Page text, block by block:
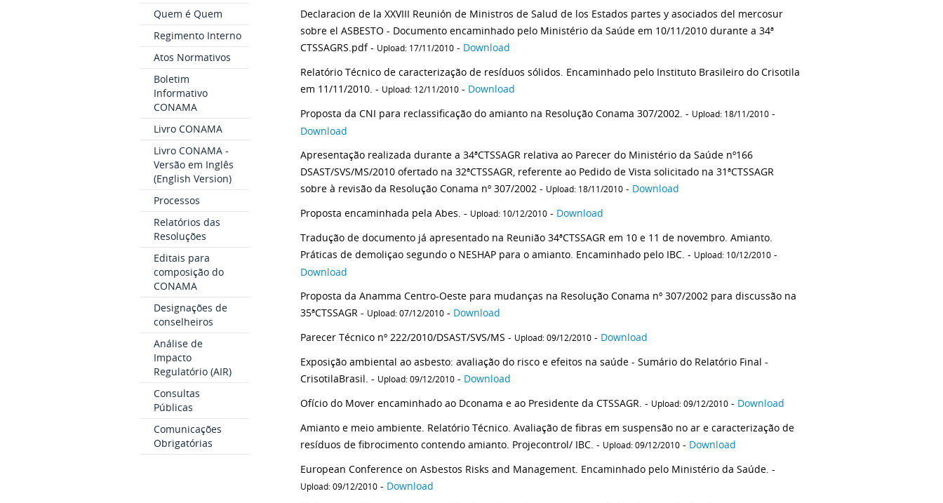
Quem é Quem
Regimento Interno
Atos Normativos
Boletim
Informativo
CONAMA
Livro CONAMA
Livro CONAMA -
Versão em Inglês
(English Version)
Processos
Relatórios das
Resoluções
Editais para
composição do
CONAMA
Designações de
conselheiros
Análise de
Impacto
Regulatório (AIR)
Consultas
Públicas
Comunicações
Obrigatórias
Declaracion de la XXVIII Reunión de Ministros de Salud de los Estados partes y asociados del mercosur
sobre el ASBESTO - Documento encaminhado pelo Ministério da Saúde em 10/11/2010 durante a 34ª
CTSSAGRS.pdf - Upload: 17/11/2010 - Download
Relatório Técnico de caracterização de resíduos sólidos. Encaminhado pelo Instituto Brasileiro do Crisotila
em 11/11/2010. - Upload: 12/11/2010 - Download
Proposta da CNI para reclassificação do amianto na Resolução Conama 307/2002. - Upload: 18/11/2010 -
Download
Apresentação realizada durante a 34ªCTSSAGR relativa ao Parecer do Ministério da Saúde nº166
DSAST/SVS/MS/2010 ofertado na 32ªCTSSAGR, referente ao Pedido de Vista solicitado na 31ªCTSSAGR
sobre à revisão da Resolução Conama nº 307/2002 - Upload: 18/11/2010 - Download
Proposta encaminhada pela Abes. - Upload: 10/12/2010 - Download
Tradução de documento já apresentado na Reunião 34ªCTSSAGR em 10 e 11 de novembro. Amianto.
Práticas de demoliçao segundo o NESHAP para o amianto. Encaminhado pelo IBC. - Upload: 10/12/2010 -
Download
Proposta da Anamma Centro-Oeste para mudanças na Resolução Conama nº 307/2002 para discussão na
35ªCTSSAGR - Upload: 07/12/2010 - Download
Parecer Técnico nº 222/2010/DSAST/SVS/MS - Upload: 09/12/2010 - Download
Exposição ambiental ao asbesto: avaliação do risco e efeitos na saúde - Sumário do Relatório Final -
CrisotilaBrasil. - Upload: 09/12/2010 - Download
Ofício do Mover encaminhado ao Dconama e ao Presidente da CTSSAGR. - Upload: 09/12/2010 - Download
Amianto e meio ambiente. Relatório Técnico. Avaliação de fibras em suspensão no ar e caracterização de
resíduos de fibrocimento contendo amianto. Projecontrol/ IBC. - Upload: 09/12/2010 - Download
European Conference on Asbestos Risks and Management. Encaminhado pelo Ministério da Saúde. -
Upload: 09/12/2010 - Download